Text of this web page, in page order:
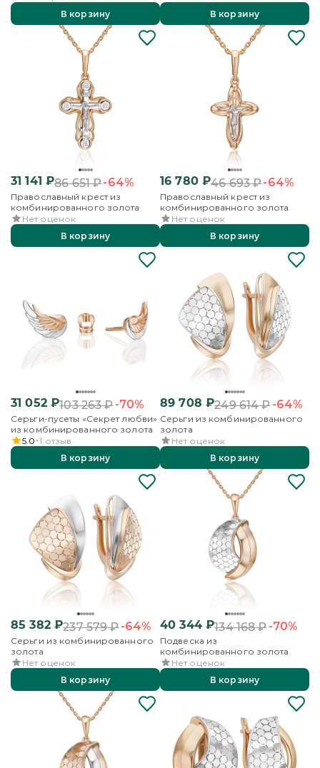
В корзину
В корзину
31 141 ₽86 651₽-64%
Православный крест из
комбинированного золота
Нет оценок
В корзину
16 780₽46 693₽-64%
Православный крест из
комбинированного золота
Нет оценок
В корзину
31 052₽103 263₽-70%
Серьги-пусеты «Секрет любви»
из комбинированного золота
5.0 1 отзыв
В корзину
89 708 ₽249 614₽-64%
Серьги из комбинированного
золота
Нет оценок
В корзину
85 382₽237 579₽-64%
Серьги из комбинированного
золота
Нет оценок
В корзину
40 344₽134 168₽-70%
Подвеска из
комбинированного золота
Нет оценок
В корзину